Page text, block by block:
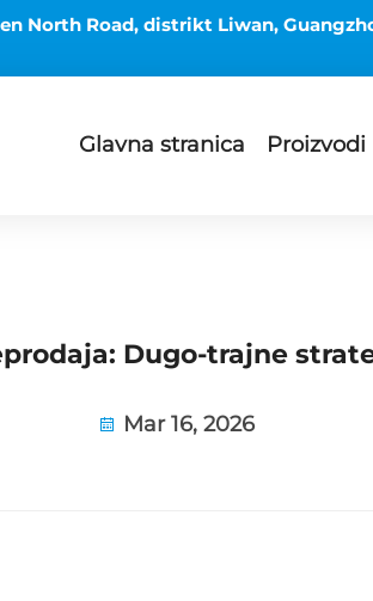
North Road, distrikt Liwan,
Glavna stranica Proizvodi
Dugo-trajne
Mar 16, 2026